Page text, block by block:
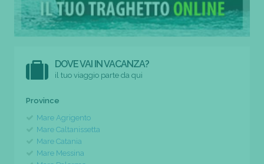
DOVE VAI IN VACANZA?
il tuo viaggio parte da qui
Province
Mare Agrigento
Mare Caltanissetta
Mare Catania
Mare Messina